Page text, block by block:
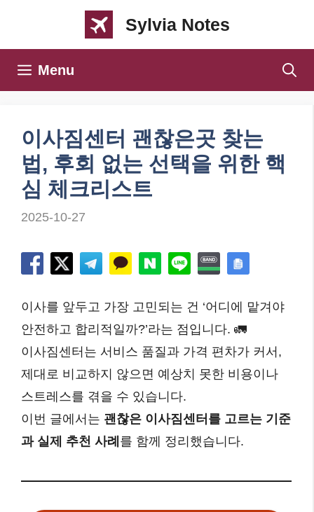
Sylvia Notes
Menu
이사짐센터 괜찮은곳 찾는
법, 후회 없는 선택을 위한 핵
심 체크리스트
2025-10-27
이사를 앞두고 가장 고민되는 건 ‘어디에 맡겨야
안전하고 합리적일까?’라는 점입니다. 🚛
이사짐센터는 서비스 품질과 가격 편차가 커서,
제대로 비교하지 않으면 예상치 못한 비용이나
스트레스를 겪을 수 있습니다.
이번 글에서는 괜찮은 이사짐센터를 고르는 기준
과 실제 추천 사례 를 함께 정리했습니다.